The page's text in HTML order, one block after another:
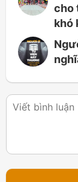
cho
khó